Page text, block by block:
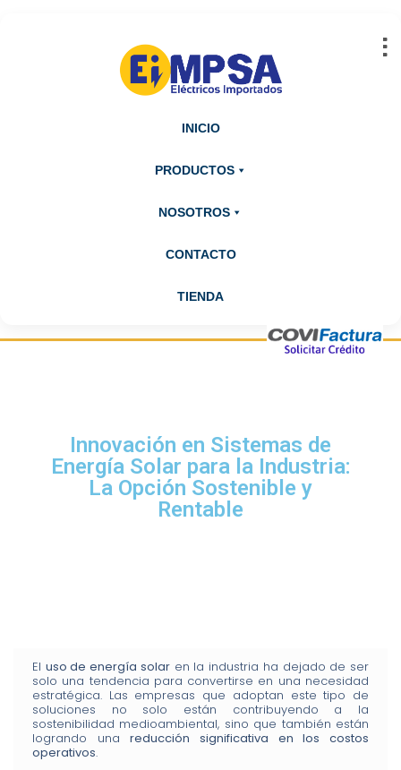
Abrir barra de herramientas
INICIO
PRODUCTOS
NOSOTROS
CONTACTO
TIENDA
Innovación en Sistemas de
Energía Solar para la Industria:
La Opción Sostenible y
Rentable
El uso de energía solaren la industria ha dejado de ser
solo una tendencia para convertirse en una necesidad
estratégica. Las empresas que adoptan este tipo de
soluciones no solo están contribuyendo a la
sostenibilidad medioambiental, sino que también están
logrando unareducción significativa en los costos
operativos.